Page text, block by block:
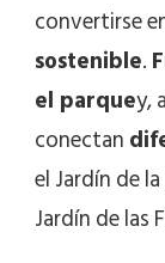
convertirse
sostenible.
el parquey,
conectan
el Jardín de
Jardín de las